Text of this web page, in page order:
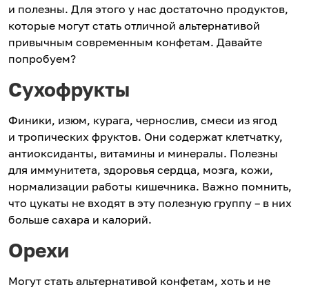
и полезны. Для этого у нас достаточно продуктов,
которые могут стать отличной альтернативой
привычным современным конфетам. Давайте
попробуем?
Сухофрукты
Финики, изюм, курага, чернослив, смеси из ягод
и тропических фруктов. Они содержат клетчатку,
антиоксиданты, витамины и минералы. Полезны
для иммунитета, здоровья сердца, мозга, кожи,
нормализации работы кишечника. Важно помнить,
что цукаты не входят в эту полезную группу – в них
больше сахара и калорий.
Орехи
Могут стать альтернативой конфетам, хоть и не